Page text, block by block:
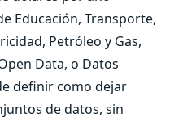
Educación, Transporte,
Petróleo y Gas,
Data, o Datos
definir como dejar
de datos, sin